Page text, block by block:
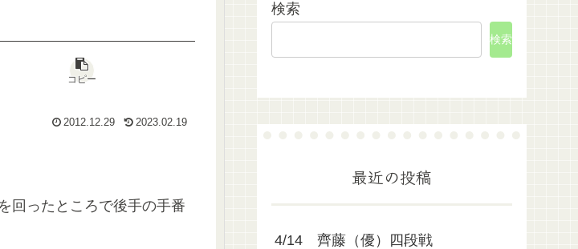
コピー
2012.12.29 2023.02.19
回ったところで後手の手番
検索
検索
最近の投稿
4/14 齊藤（優）四段戦